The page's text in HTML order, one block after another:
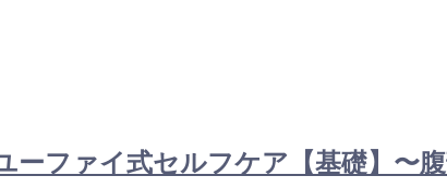
ーファイ式セルフケア【基礎】〜